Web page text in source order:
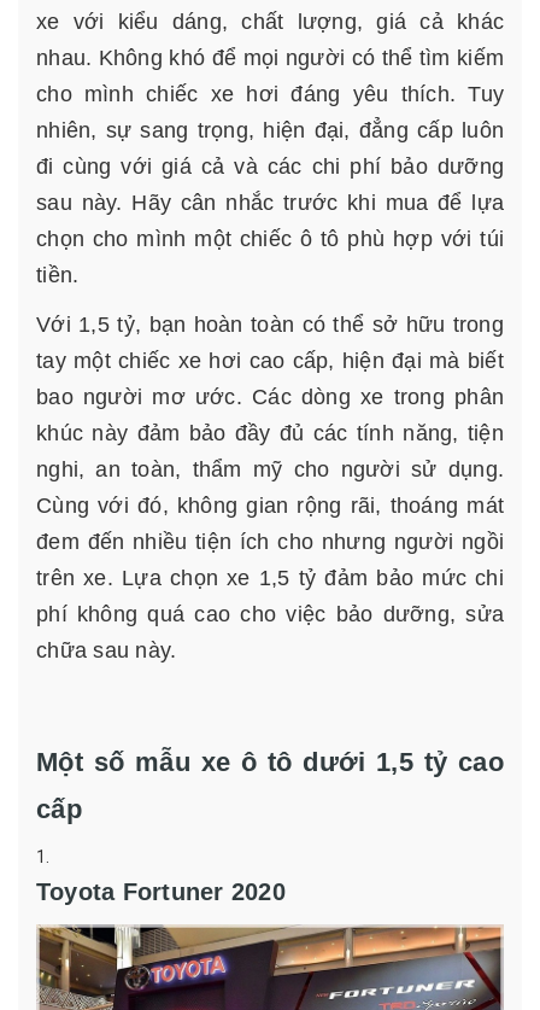
xe với kiểu dáng, chất lượng, giá cả khác
nhau. Không khó để mọi người có thể tìm kiếm
cho mình chiếc xe hơi đáng yêu thích. Tuy
nhiên, sự sang trọng, hiện đại, đẳng cấp luôn
đi cùng với giá cả và các chi phí bảo dưỡng
sau này. Hãy cân nhắc trước khi mua để lựa
chọn cho mình một chiếc ô tô phù hợp với túi
tiền.
Với 1,5 tỷ, bạn hoàn toàn có thể sở hữu trong
tay một chiếc xe hơi cao cấp, hiện đại mà biết
bao người mơ ước. Các dòng xe trong phân
khúc này đảm bảo đầy đủ các tính năng, tiện
nghi, an toàn, thẩm mỹ cho người sử dụng.
Cùng với đó, không gian rộng rãi, thoáng mát
đem đến nhiều tiện ích cho nhưng người ngồi
trên xe. Lựa chọn xe 1,5 tỷ đảm bảo mức chi
phí không quá cao cho việc bảo dưỡng, sửa
chữa sau này.
Một số mẫu xe ô tô dưới 1,5 tỷ cao
cấp
Toyota Fortuner 2020